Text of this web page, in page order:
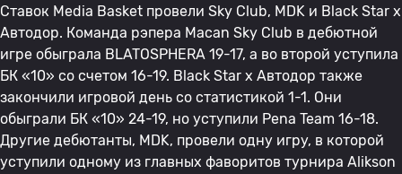
Ставок Media Basket провели Sky Club, MDK и Black Star x
Автодор. Команда рэпера Macan Sky Club в дебютной
игре обыграла BLATOSPHERA 19-17, а во второй уступила
БК «10» со счетом 16-19. Black Star x Автодор также
закончили игровой день со статистикой 1-1. Они
обыграли БК «10» 24-19, но уступили Pena Team 16-18.
Другие дебютанты, MDK, провели одну игру, в которой
уступили одному из главных фаворитов турнира Alikson